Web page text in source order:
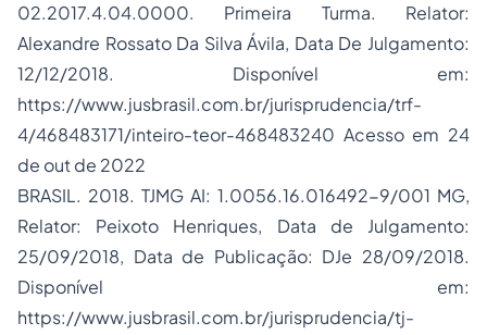
02.2017.4.04.0000. Primeira Turma. Relator:
Alexandre Rossato Da Silva Ávila, Data De Julgamento:
12/12/2018. Disponível em:
https://www.jusbrasil.com.br/jurisprudencia/trf-
4/468483171/inteiro-teor-468483240 Acesso em 24
de out de 2022
BRASIL. 2018. TJMG AI: 1.0056.16.016492-9/001 MG,
Relator: Peixoto Henriques, Data de Julgamento:
25/09/2018, Data de Publicação: DJe 28/09/2018.
Disponível em:
https://www.jusbrasil.com.br/jurisprudencia/tj-